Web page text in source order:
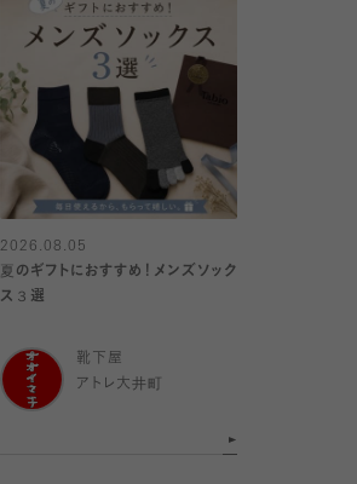
2026.08.05
夏のギフトにおすすめ！メンズソック
ス３選
靴下屋
アトレ大井町